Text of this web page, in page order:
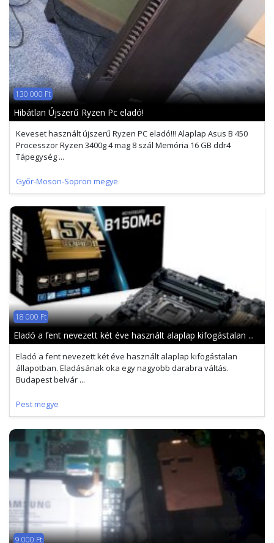
130 000 Ft
Hibátlan Újszerű Ryzen Pc eladó!
Keveset használt újszerű Ryzen PC eladó!!! Alaplap Asus B 450
Processzor Ryzen 3400g 4 mag 8 szál Memória 16 GB ddr4
Tápegység ...
Győr-Moson-Sopron megye
18 000 Ft
Eladó a fent nevezett két éve használt alaplap kifogástalan ...
Eladó a fent nevezett két éve használt alaplap kifogástalan
állapotban. Eladásának oka egy nagyobb darabra váltás.
Budapest belvár ...
Pest megye
9 000 Ft